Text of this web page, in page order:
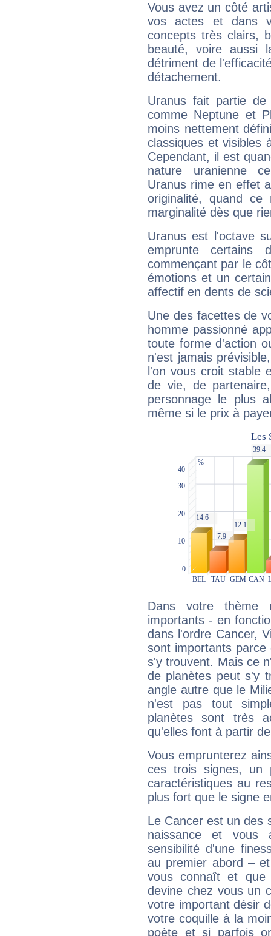
Vous avez un côté
vos actes et dans
concepts très clairs,
beauté, voire aussi
détriment de
détachement.
Uranus fait partie
comme Neptune et
moins nettement
classiques et visibles
Cependant, il est
nature uranienne
Uranus rime en effet
originalité, quand ce
marginalité dès que
Uranus est l'octave
emprunte
commençant par le
émotions et un
affectif en dents de
Une des facettes de
homme passionné
toute forme d'action
n'est jamais
l'on vous croit stable
de vie, de
personnage le plus
même si le prix à
Dans votre thème
importants - en
dans l'ordre Cancer,
sont importants parce
s'y trouvent. Mais ce
de planètes peut s'y
angle autre que le
n'est pas tout
planètes sont très
qu'elles font à partir
Vous emprunterez
ces trois signes, un
caractéristiques au
plus fort que le signe
Le Cancer est un des
naissance et vous
sensibilité d'une
au premier abord –
vous connaît et
devine chez vous un
votre important désir
votre coquille à la
poète et si parfois